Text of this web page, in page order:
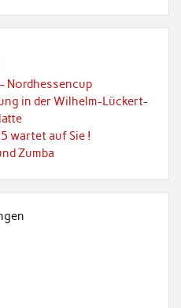
Nordhessencup
in der Wilhelm-Lückert-
wartet auf Sie !
Zumba